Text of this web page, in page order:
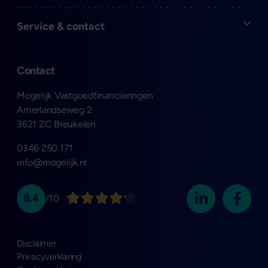
Contact
Mogelijk Vastgoedfinancieringen
Amerlandseweg 2
3621 ZC Breukelen
0346 250 171
info@mogelijk.nl
Open
Service & contact
8.4 /10
Disclaimer
Privacyverklaring